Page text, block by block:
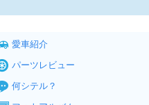
愛車紹介
パーツレビュー
何シテル？